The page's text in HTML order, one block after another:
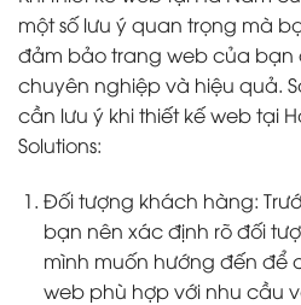
một số lưu ý quan trọng mà
đảm bảo trang web của bạn
chuyên nghiệp và hiệu quả.
cần lưu ý khi thiết kế web tại
Solutions:
Đối tượng khách hàng:
bạn nên xác định rõ đối
mình muốn hướng đến để
web phù hợp với nhu cầu